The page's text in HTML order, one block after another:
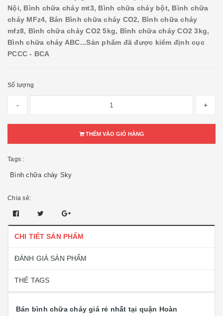
Nội, Bình chữa cháy mt3, Bình chữa cháy bột, Bình chữa
cháy MFz4, Bán Bình chữa cháy CO2, Bình chữa cháy
mfz8, Bình chữa cháy CO2 5kg, Bình chữa cháy CO2 3kg,
Bình chữa cháy ABC...Sản phẩm đã được kiểm định cục
PCCC - BCA
Số lượng
- +
THÊM VÀO GIỎ HÀNG
Tags :
Bình chữa cháy Sky
Chia sẻ:
CHI TIẾT SẢN PHẨM
ĐÁNH GIÁ SẢN PHẨM
THẺ TAGS
Bán bình chữa cháy giá rẻ nhất tại quận Hoàn